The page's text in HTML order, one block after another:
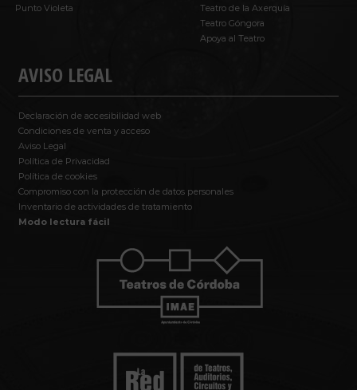
Punto Violeta
AVISO LEGAL
Declaración de accesibilidad web
Condiciones de venta y acceso
Aviso Legal
Política de Privacidad
Política de cookies
Compromiso con la protección de datos personales
Inventario de actividades de tratamiento
Modo lectura fácil
Teatro de la Axerquía
Teatro Góngora
Apoya al Teatro